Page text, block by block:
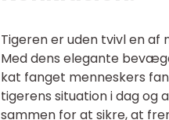
Tigeren er uden tvivl en
Med dens elegante
kat fanget menneskers
tigerens situation i dag og
sammen for at sikre, at